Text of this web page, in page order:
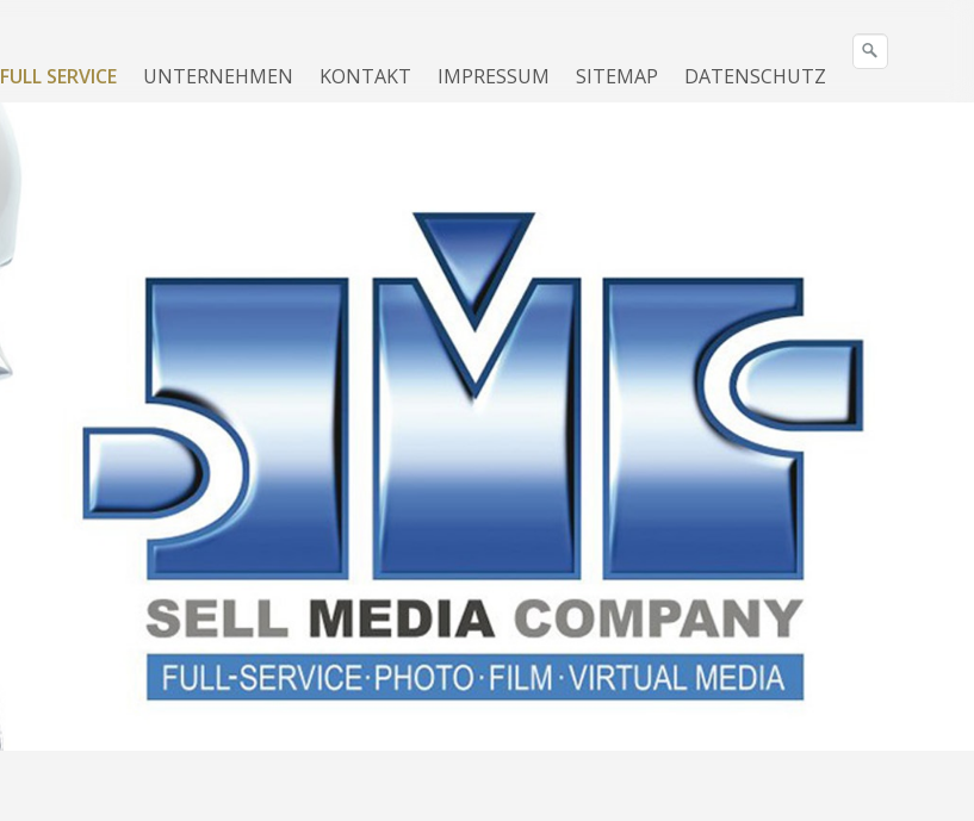
FULL SERVICE UNTERNEHMEN KONTAKT IMPRESSUM SITEMAP DATENSCHUTZ